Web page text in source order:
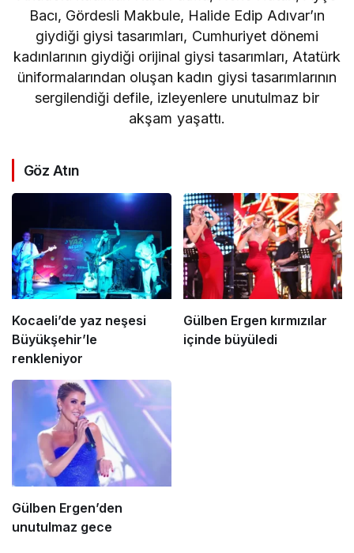
Bacı, Gördesli Makbule, Halide Edip Adıvar’ın
giydiği giysi tasarımları, Cumhuriyet dönemi
kadınlarının giydiği orijinal giysi tasarımları, Atatürk
üniformalarından oluşan kadın giysi tasarımlarının
sergilendiği defile, izleyenlere unutulmaz bir
akşam yaşattı.
Göz Atın
Kocaeli’de yaz neşesi
Büyükşehir’le
renkleniyor
Gülben Ergen kırmızılar
içinde büyüledi
Gülben Ergen’den
unutulmaz gece